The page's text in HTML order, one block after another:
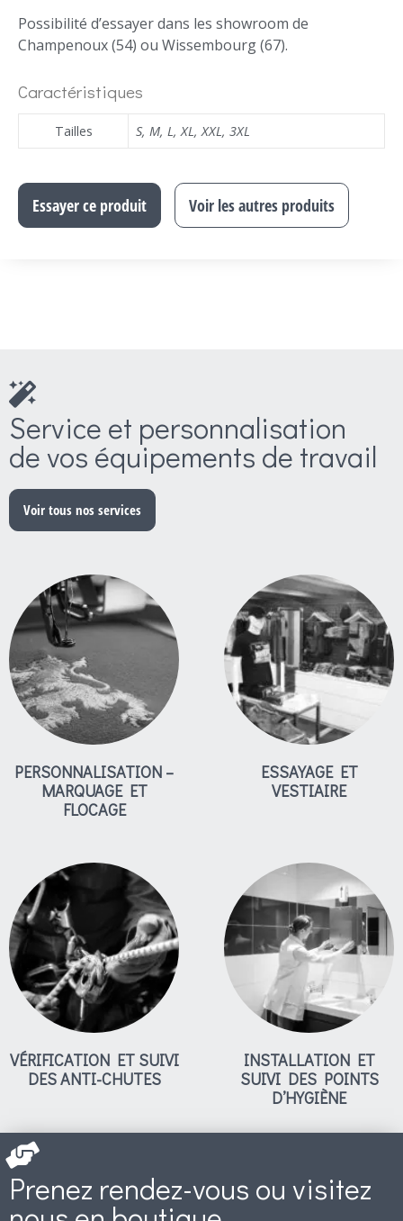
Possibilité d’essayer dans les showroom de
Champenoux (54) ou Wissembourg (67).
Caractéristiques
Tailles S, M, L, XL, XXL, 3XL
Essayer ce produit Voir les autres produits
Service et personnalisation
de vos équipements de travail
Voir tous nos services
PERSONNALISATION –
MARQUAGE ET
FLOCAGE
ESSAYAGE ET
VESTIAIRE
VÉRIFICATION ET SUIVI
DES ANTI-CHUTES
INSTALLATION ET
SUIVI DES POINTS
D’HYGIÈNE
Prenez rendez-vous ou visitez